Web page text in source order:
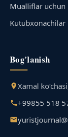
Mualliflar uchun
Kutubxonachilar
Bog'lanish
Xamal
+99855 518